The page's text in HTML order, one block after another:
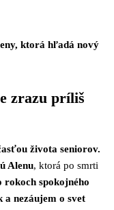
ktorá hľadá nový
zrazu príliš
života seniorov.
Alenu, ktorá po smrti
rokoch spokojného
a nezáujem o svet